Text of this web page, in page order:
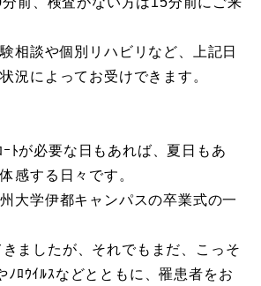
相談や個別リハビリなど、上記日
況によってお受けできます。
ﾄが必要な日もあれば、夏日もあ
感する日々です。
大学伊都キャンパスの卒業式の一
きましたが、それでもまだ、こっそ
ﾉﾛｳｲﾙｽなどとともに、罹患者をお